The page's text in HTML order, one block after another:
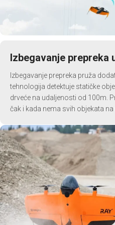
Izbegavanje prepreka
Izbegavanje prepreka pruža
tehnologija detektuje statičke
drveće na udaljenosti od 100m.
čak i kada nema svih objekata na